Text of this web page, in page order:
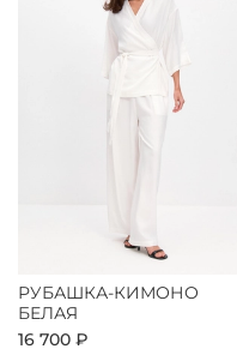
РУБАШКА-КИМОНО
БЕЛАЯ
16 700 ₽